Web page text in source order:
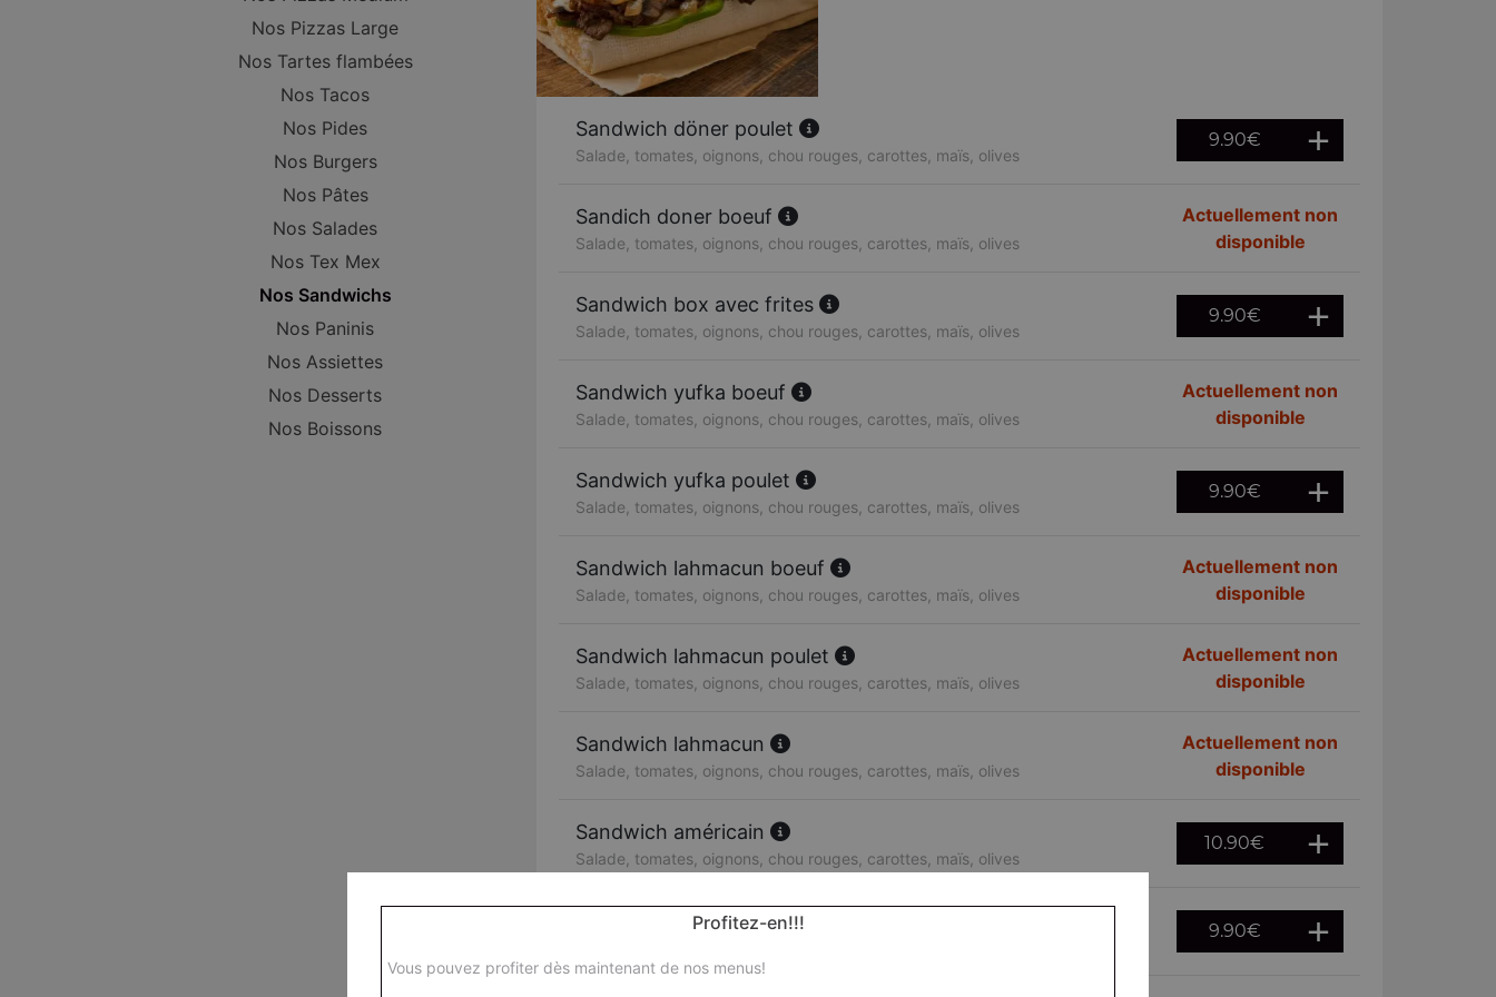
Nos Pizzas Large
Nos Tartes flambées
Nos Tacos
Nos Pides
Nos Burgers
Nos Pâtes
Nos Salades
Nos Tex Mex
Nos Sandwichs
Nos Paninis
Nos Assiettes
Nos Desserts
Nos Boissons
Sandwich döner poulet
Salade, tomates, oignons, chou rouges, carottes, maïs, olives
9.90€
Sandich doner boeuf
Salade, tomates, oignons, chou rouges, carottes, maïs, olives
Actuellement non
disponible
Sandwich box avec frites
Salade, tomates, oignons, chou rouges, carottes, maïs, olives
9.90€
Sandwich yufka boeuf
Salade, tomates, oignons, chou rouges, carottes, maïs, olives
Actuellement non
disponible
Sandwich yufka poulet
Salade, tomates, oignons, chou rouges, carottes, maïs, olives
9.90€
Sandwich lahmacun boeuf
Salade, tomates, oignons, chou rouges, carottes, maïs, olives
Actuellement non
disponible
Sandwich lahmacun poulet
Salade, tomates, oignons, chou rouges, carottes, maïs, olives
Actuellement non
disponible
Sandwich lahmacun
Salade, tomates, oignons, chou rouges, carottes, maïs, olives
Actuellement non
disponible
Sandwich américain
Salade, tomates, oignons, chou rouges, carottes, maïs, olives
10.90€
Sandwich escalope de poulet 9.90€
Profitez-en!!!
Vous pouvez profiter dès maintenant de nos menus!